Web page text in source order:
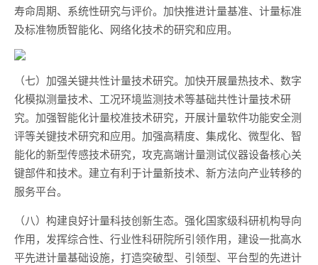
寿命周期、系统性研究与评价。加快推进计量基准、计量标准
及标准物质智能化、网络化技术的研究和应用。
（七）加强关键共性计量技术研究。加快开展量热技术、数字
化模拟测量技术、工况环境监测技术等基础共性计量技术研
究。加强智能化计量校准技术研究，开展计量软件功能安全测
评等关键技术研究和应用。加强高精度、集成化、微型化、智
能化的新型传感技术研究，攻克高端计量测试仪器设备核心关
键部件和技术。建立有利于计量新技术、新方法向产业转移的
服务平台。
（八）构建良好计量科技创新生态。强化国家级科研机构导向
作用，发挥综合性、行业性科研院所引领作用，建设一批高水
平先进计量基础设施，打造突破型、引领型、平台型的先进计